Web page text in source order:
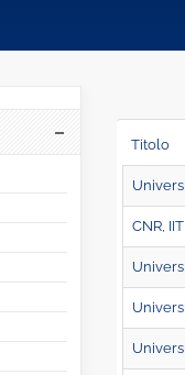
Titolo
CNR, IIT